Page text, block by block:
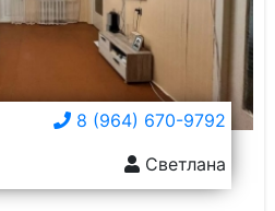
8 (964) 670-9792
Светлана